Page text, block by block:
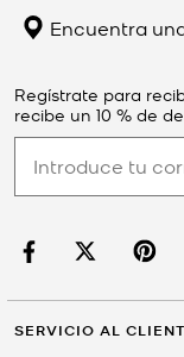
Encuentra
Regístrate para
recibe un 10 % de
SERVICIO AL